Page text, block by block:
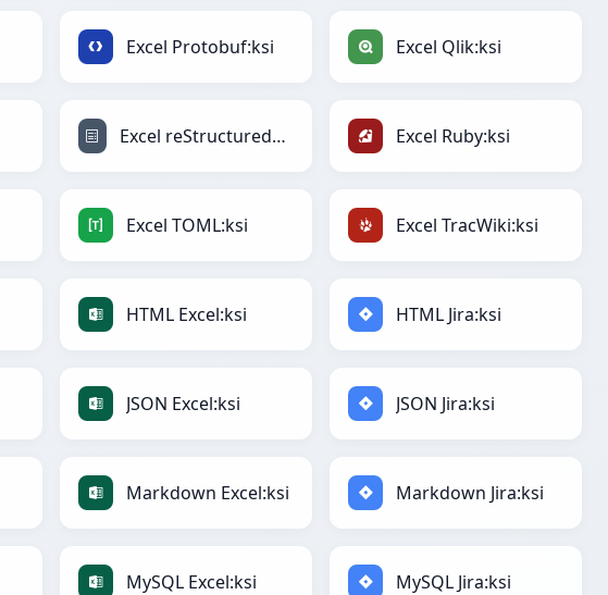
Excel Protobuf:ksi Excel Qlik:ksi
Excel reStructuredText:ksi Excel Ruby:ksi
Excel TOML:ksi Excel TracWiki:ksi
HTML Excel:ksi HTML Jira:ksi
JSON Excel:ksi JSON Jira:ksi
Markdown Excel:ksi Markdown Jira:ksi
MySQL Excel:ksi MySQL Jira:ksi